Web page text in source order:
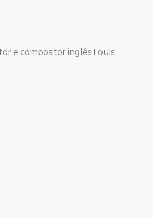
e compositor inglês Louis